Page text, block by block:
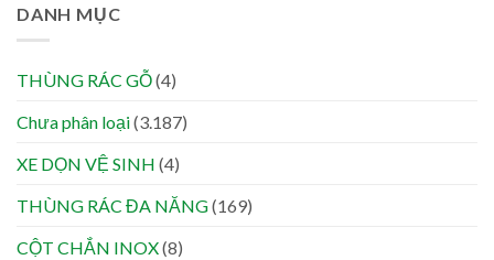
DANH MỤC
THÙNG RÁC GỖ(4)
Chưa phân loại(3.187)
XE DỌN VỆ SINH (4)
THÙNG RÁC ĐA NĂNG(169)
CỘT CHẮN INOX(8)